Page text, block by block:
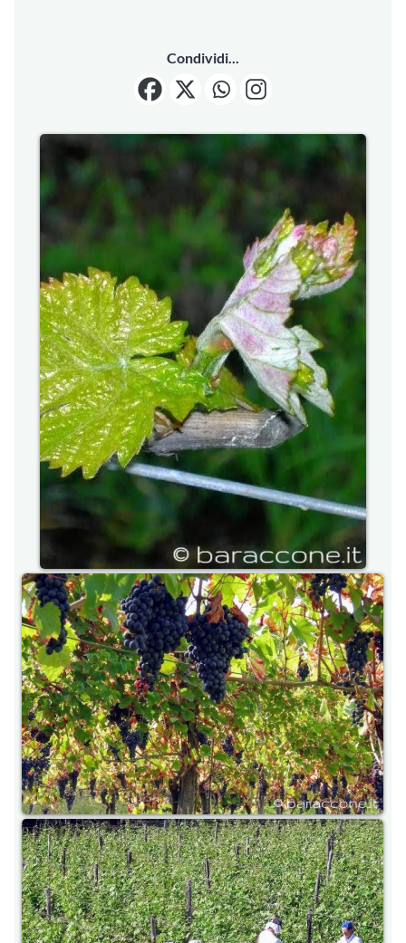
Condividi...